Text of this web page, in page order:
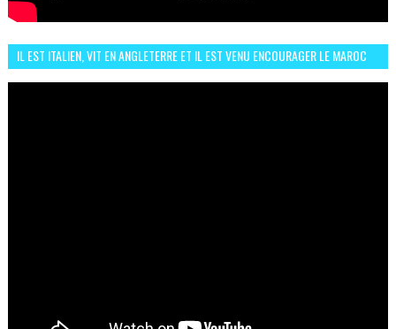
IL EST ITALIEN, VIT EN ANGLETERRE ET IL EST VENU ENCOURAGER LE MAROC